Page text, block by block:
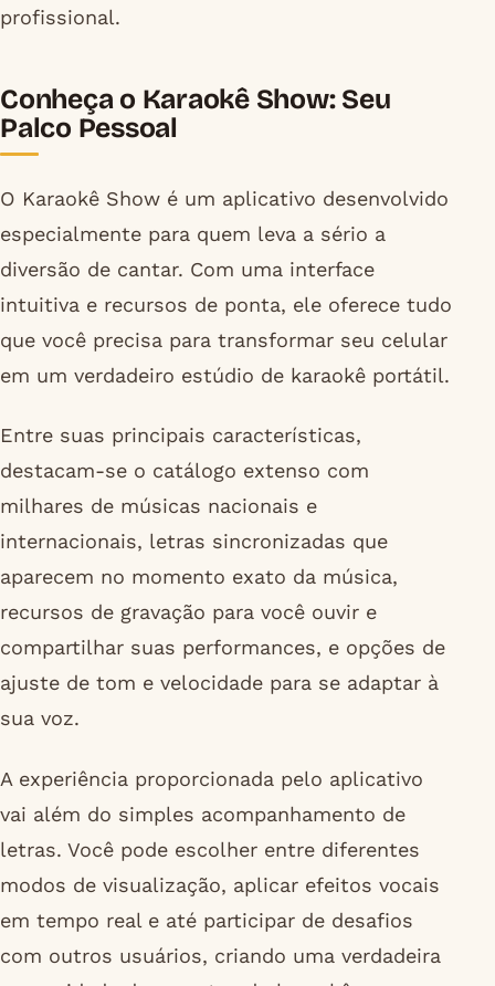
profissional.
Conheça o Karaokê Show: Seu
Palco Pessoal
O Karaokê Show é um aplicativo desenvolvido
especialmente para quem leva a sério a
diversão de cantar. Com uma interface
intuitiva e recursos de ponta, ele oferece tudo
que você precisa para transformar seu celular
em um verdadeiro estúdio de karaokê portátil.
Entre suas principais características,
destacam-se o catálogo extenso com
milhares de músicas nacionais e
internacionais, letras sincronizadas que
aparecem no momento exato da música,
recursos de gravação para você ouvir e
compartilhar suas performances, e opções de
ajuste de tom e velocidade para se adaptar à
sua voz.
A experiência proporcionada pelo aplicativo
vai além do simples acompanhamento de
letras. Você pode escolher entre diferentes
modos de visualização, aplicar efeitos vocais
em tempo real e até participar de desafios
com outros usuários, criando uma verdadeira